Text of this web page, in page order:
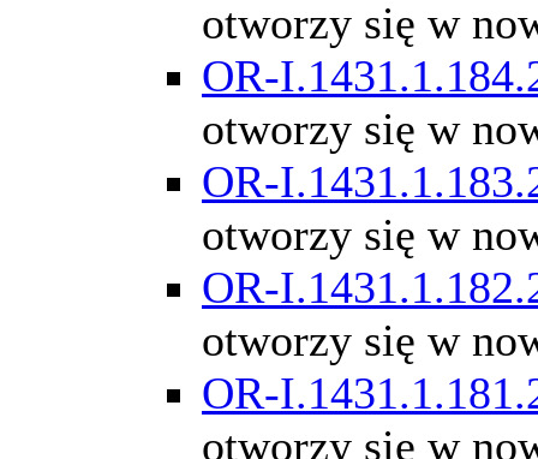
otworzy się w
OR-
otworzy się w
OR-
otworzy się w
OR-
otworzy się w
OR-
otworzy się w